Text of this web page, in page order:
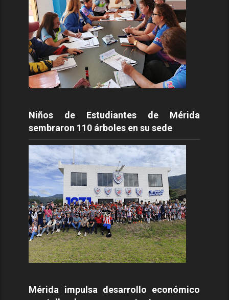
Niños de Estudiantes de Mérida
sembraron 110 árboles en su sede
Mérida impulsa desarrollo económico